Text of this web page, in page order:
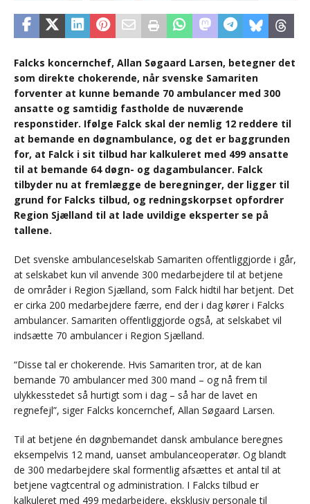
Falcks koncernchef, Allan Søgaard Larsen, betegner det
som direkte chokerende, når svenske Samariten
forventer at kunne bemande 70 ambulancer med 300
ansatte og samtidig fastholde de nuværende
responstider. Ifølge Falck skal der nemlig 12 reddere til
at bemande en døgnambulance, og det er baggrunden
for, at Falck i sit tilbud har kalkuleret med 499 ansatte
til at bemande 64 døgn- og dagambulancer. Falck
tilbyder nu at fremlægge de beregninger, der ligger til
grund for Falcks tilbud, og redningskorpset opfordrer
Region Sjælland til at lade uvildige eksperter se på
tallene.
Det svenske ambulanceselskab Samariten offentliggjorde i går,
at selskabet kun vil anvende 300 medarbejdere til at betjene
de områder i Region Sjælland, som Falck hidtil har betjent. Det
er cirka 200 medarbejdere færre, end der i dag kører i Falcks
ambulancer. Samariten offentliggjorde også, at selskabet vil
indsætte 70 ambulancer i Region Sjælland.
“Disse tal er chokerende. Hvis Samariten tror, at de kan
bemande 70 ambulancer med 300 mand – og nå frem til
ulykkesstedet så hurtigt som i dag – så har de lavet en
regnefejl”, siger Falcks koncernchef, Allan Søgaard Larsen.
Til at betjene én døgnbemandet dansk ambulance beregnes
eksempelvis 12 mand, uanset ambulanceoperatør. Og blandt
de 300 medarbejdere skal formentlig afsættes et antal til at
betjene vagtcentral og administration. I Falcks tilbud er
kalkuleret med 499 medarbejdere, eksklusiv personale til